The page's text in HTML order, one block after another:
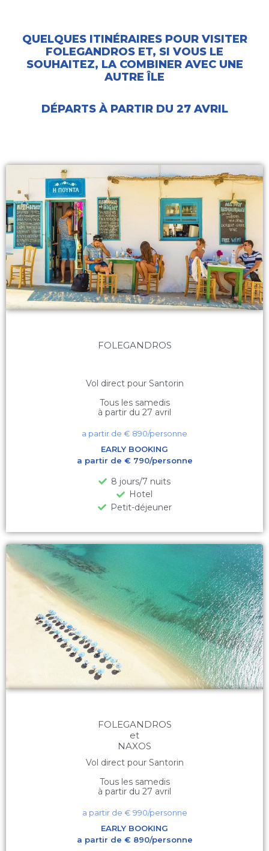
QUELQUES ITINÉRAIRES POUR VISITER
FOLEGANDROS ET, SI VOUS LE
SOUHAITEZ, LA COMBINER AVEC UNE
AUTRE ÎLE
DÉPARTS À PARTIR DU 27 AVRIL
FOLEGANDROS
Vol direct pour Santorin
Tous les samedis
à partir du 27 avril
a partir de € 890/personne
EARLY BOOKING
a partir de € 790/personne
8 jours/7 nuits
Hotel
Petit-déjeuner
FOLEGANDROS
et
NAXOS
Vol direct pour Santorin
Tous les samedis
à partir du 27 avril
a partir de € 990/personne
EARLY BOOKING
a partir de € 890/personne